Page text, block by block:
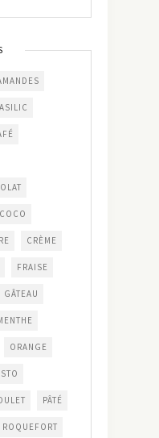
COCO
CRÈME
FRAISE
GÂTEAU
ORANGE
PÂTÉ
ROQUEFORT